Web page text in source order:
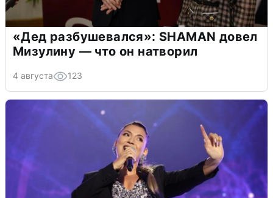
«Дед разбушевался»: SHAMAN довел
Мизулину — что он натворил
4 августа 123